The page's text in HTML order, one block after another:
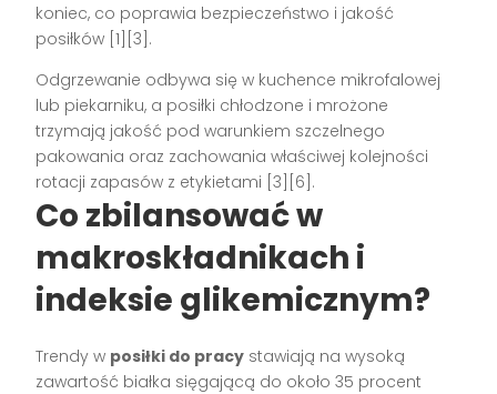
koniec, co poprawia bezpieczeństwo i jakość
posiłków [1][3].
Odgrzewanie odbywa się w kuchence mikrofalowej
lub piekarniku, a posiłki chłodzone i mrożone
trzymają jakość pod warunkiem szczelnego
pakowania oraz zachowania właściwej kolejności
rotacji zapasów z etykietami [3][6].
Co zbilansować w
makroskładnikach i
indeksie glikemicznym?
Trendy w posiłki do pracy stawiają na wysoką
zawartość białka sięgającą do około 35 procent